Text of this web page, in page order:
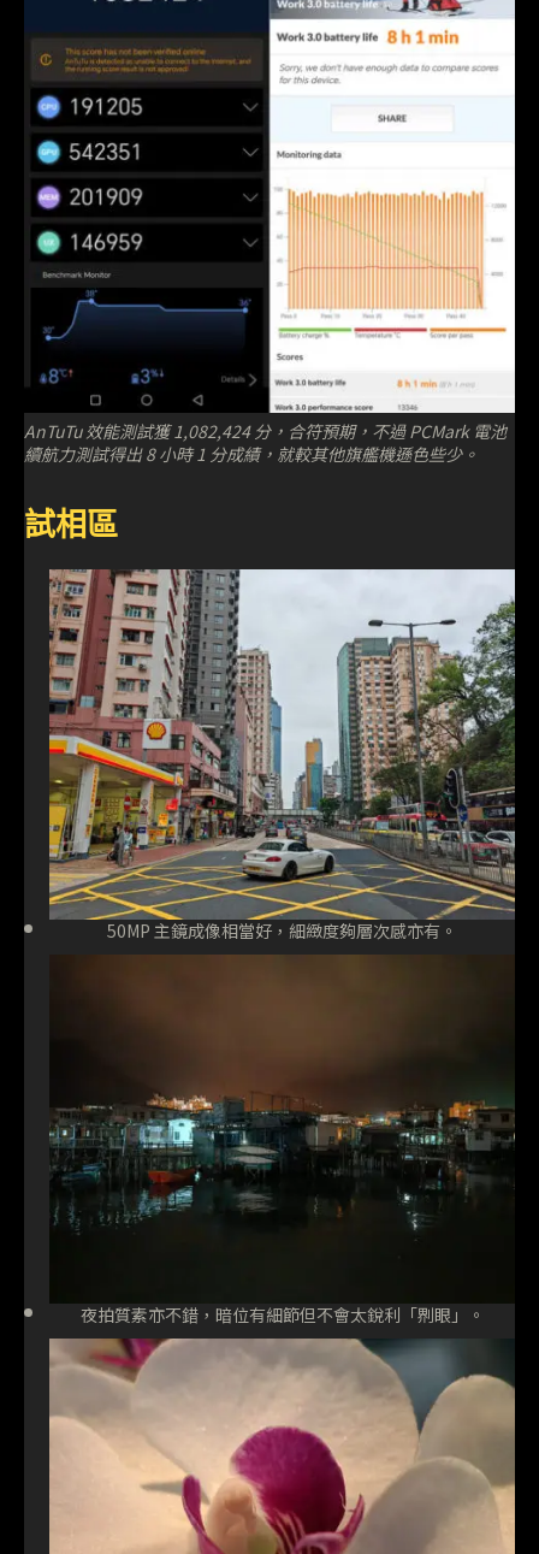
AnTuTu 效能測試獲 1,082,424 分，合符預期，不過 PCMark 電池
續航力測試得出 8 小時 1 分成績，就較其他旗艦機遜色些少。
試相區
50MP 主鏡成像相當好，細緻度夠層次感亦有。
夜拍質素亦不錯，暗位有細節但不會太銳利「𠝹眼」。